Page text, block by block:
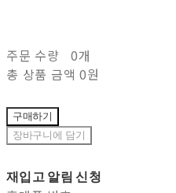
주문 수량
0개
총 상품 금액 0원
구매하기
장바구니에 담기
재입고 알림 신청